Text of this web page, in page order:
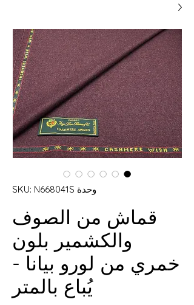
وحدة SKU: N668041S
قماش من الصوف
والكشمير بلون
خمري من لورو بيانا -
يُباع بالمتر